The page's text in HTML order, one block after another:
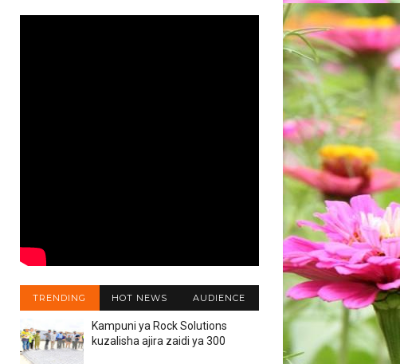
TRENDING HOT NEWS AUDIENCE
Kampuni ya Rock Solutions
kuzalisha ajira zaidi ya 300